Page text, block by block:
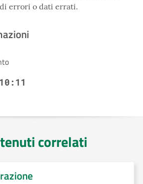
di errori o dati errati.
correlati